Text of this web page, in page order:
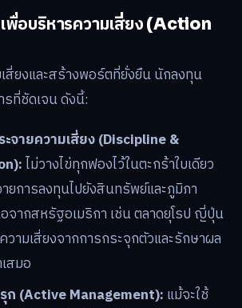
พื่อบริหารความเสี่ยง (Action
สี่ยงและสร้างพอร์ตที่ยั่งยืน นักลงทุน
ที่ชัดเจน ดังนี้:
จายความเสี่ยง (Discipline &
ไม่วางไข่ทุกฟองไว้ในตะกร้าใบเดียว
ยการลงทุนไปยังสินทรัพย์และภูมิภา
จากสหรัฐอเมริกา เช่น ตลาดยุโรป ญี่ปุ่น
ามเสี่ยงจากการกระจุกตัวและรักษาผล
สมอ
ก (Active Management): แม้จะใช้